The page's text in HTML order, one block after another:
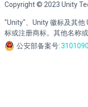
Copyright © 2023 Unity
"Unity"、Unity 徽标及其他
标或注册商标。其他名称
公安部备案号: